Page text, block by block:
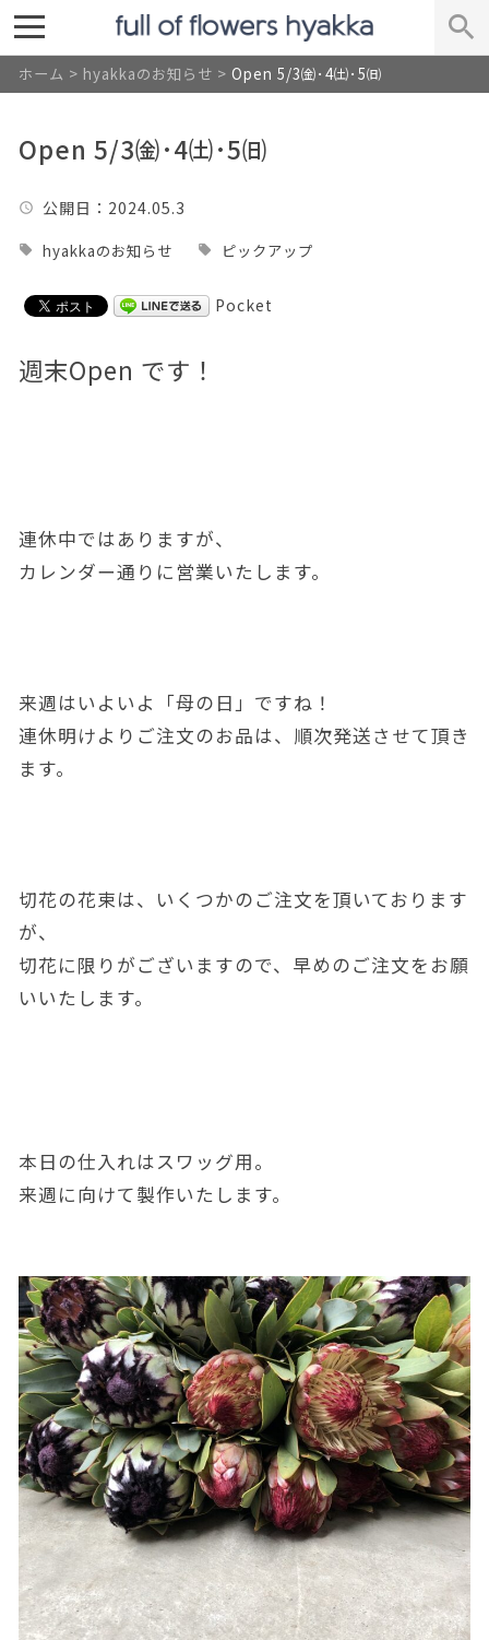
ホーム > hyakkaのお知らせ > Open 5/3㈮･4㈯･5㈰
Open 5/3㈮･4㈯･5㈰
公開日 ：2024.05.3
hyakkaのお知らせ ピックアップ
Pocket
週末Open です！
連休中ではありますが、
カレンダー通りに営業いたします。
来週はいよいよ「母の日」ですね！
連休明けよりご注文のお品は、順次発送させて頂き
ます。
切花の花束は、いくつかのご注文を頂いております
が、
切花に限りがございますので、早めのご注文をお願
いいたします。
本日の仕入れはスワッグ用。
来週に向けて製作いたします。